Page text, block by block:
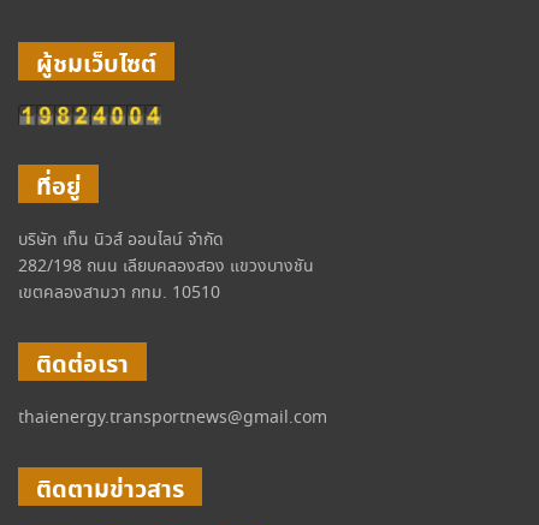
ผู้ชมเว็บไซต์
ที่อยู่
บริษัท เท็น นิวส์ ออนไลน์ จำกัด
282/198 ถนน เลียบคลองสอง แขวงบางชัน
เขตคลองสามวา กทม. 10510
ติดต่อเรา
thaienergy.transportnews@gmail.com
ติดตามข่าวสาร